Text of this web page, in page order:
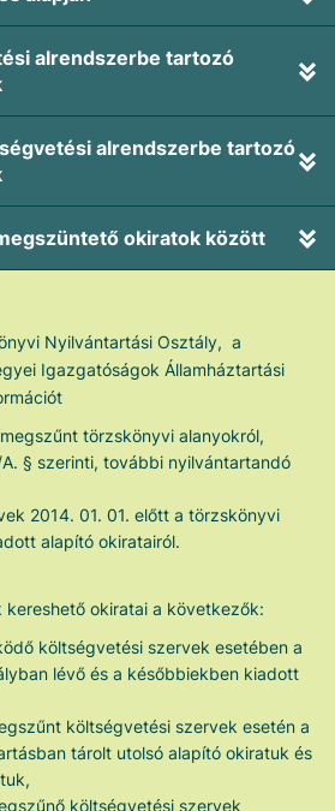
alrendszerbe tartozó
alrendszerbe tartozó
okiratok között
Nyilvántartási Osztály, a
Igazgatóságok Államháztartási
törzskönyvi alanyokról,
§ szerinti, további nyilvántartandó
2014. 01. 01. előtt a törzskönyvi
alapító okiratairól.
okiratai a következők:
költségvetési szervek esetében a
lévő és a későbbiekben kiadott
költségvetési szervek esetén a
tárolt utolsó alapító okiratuk és
költségvetési szervek